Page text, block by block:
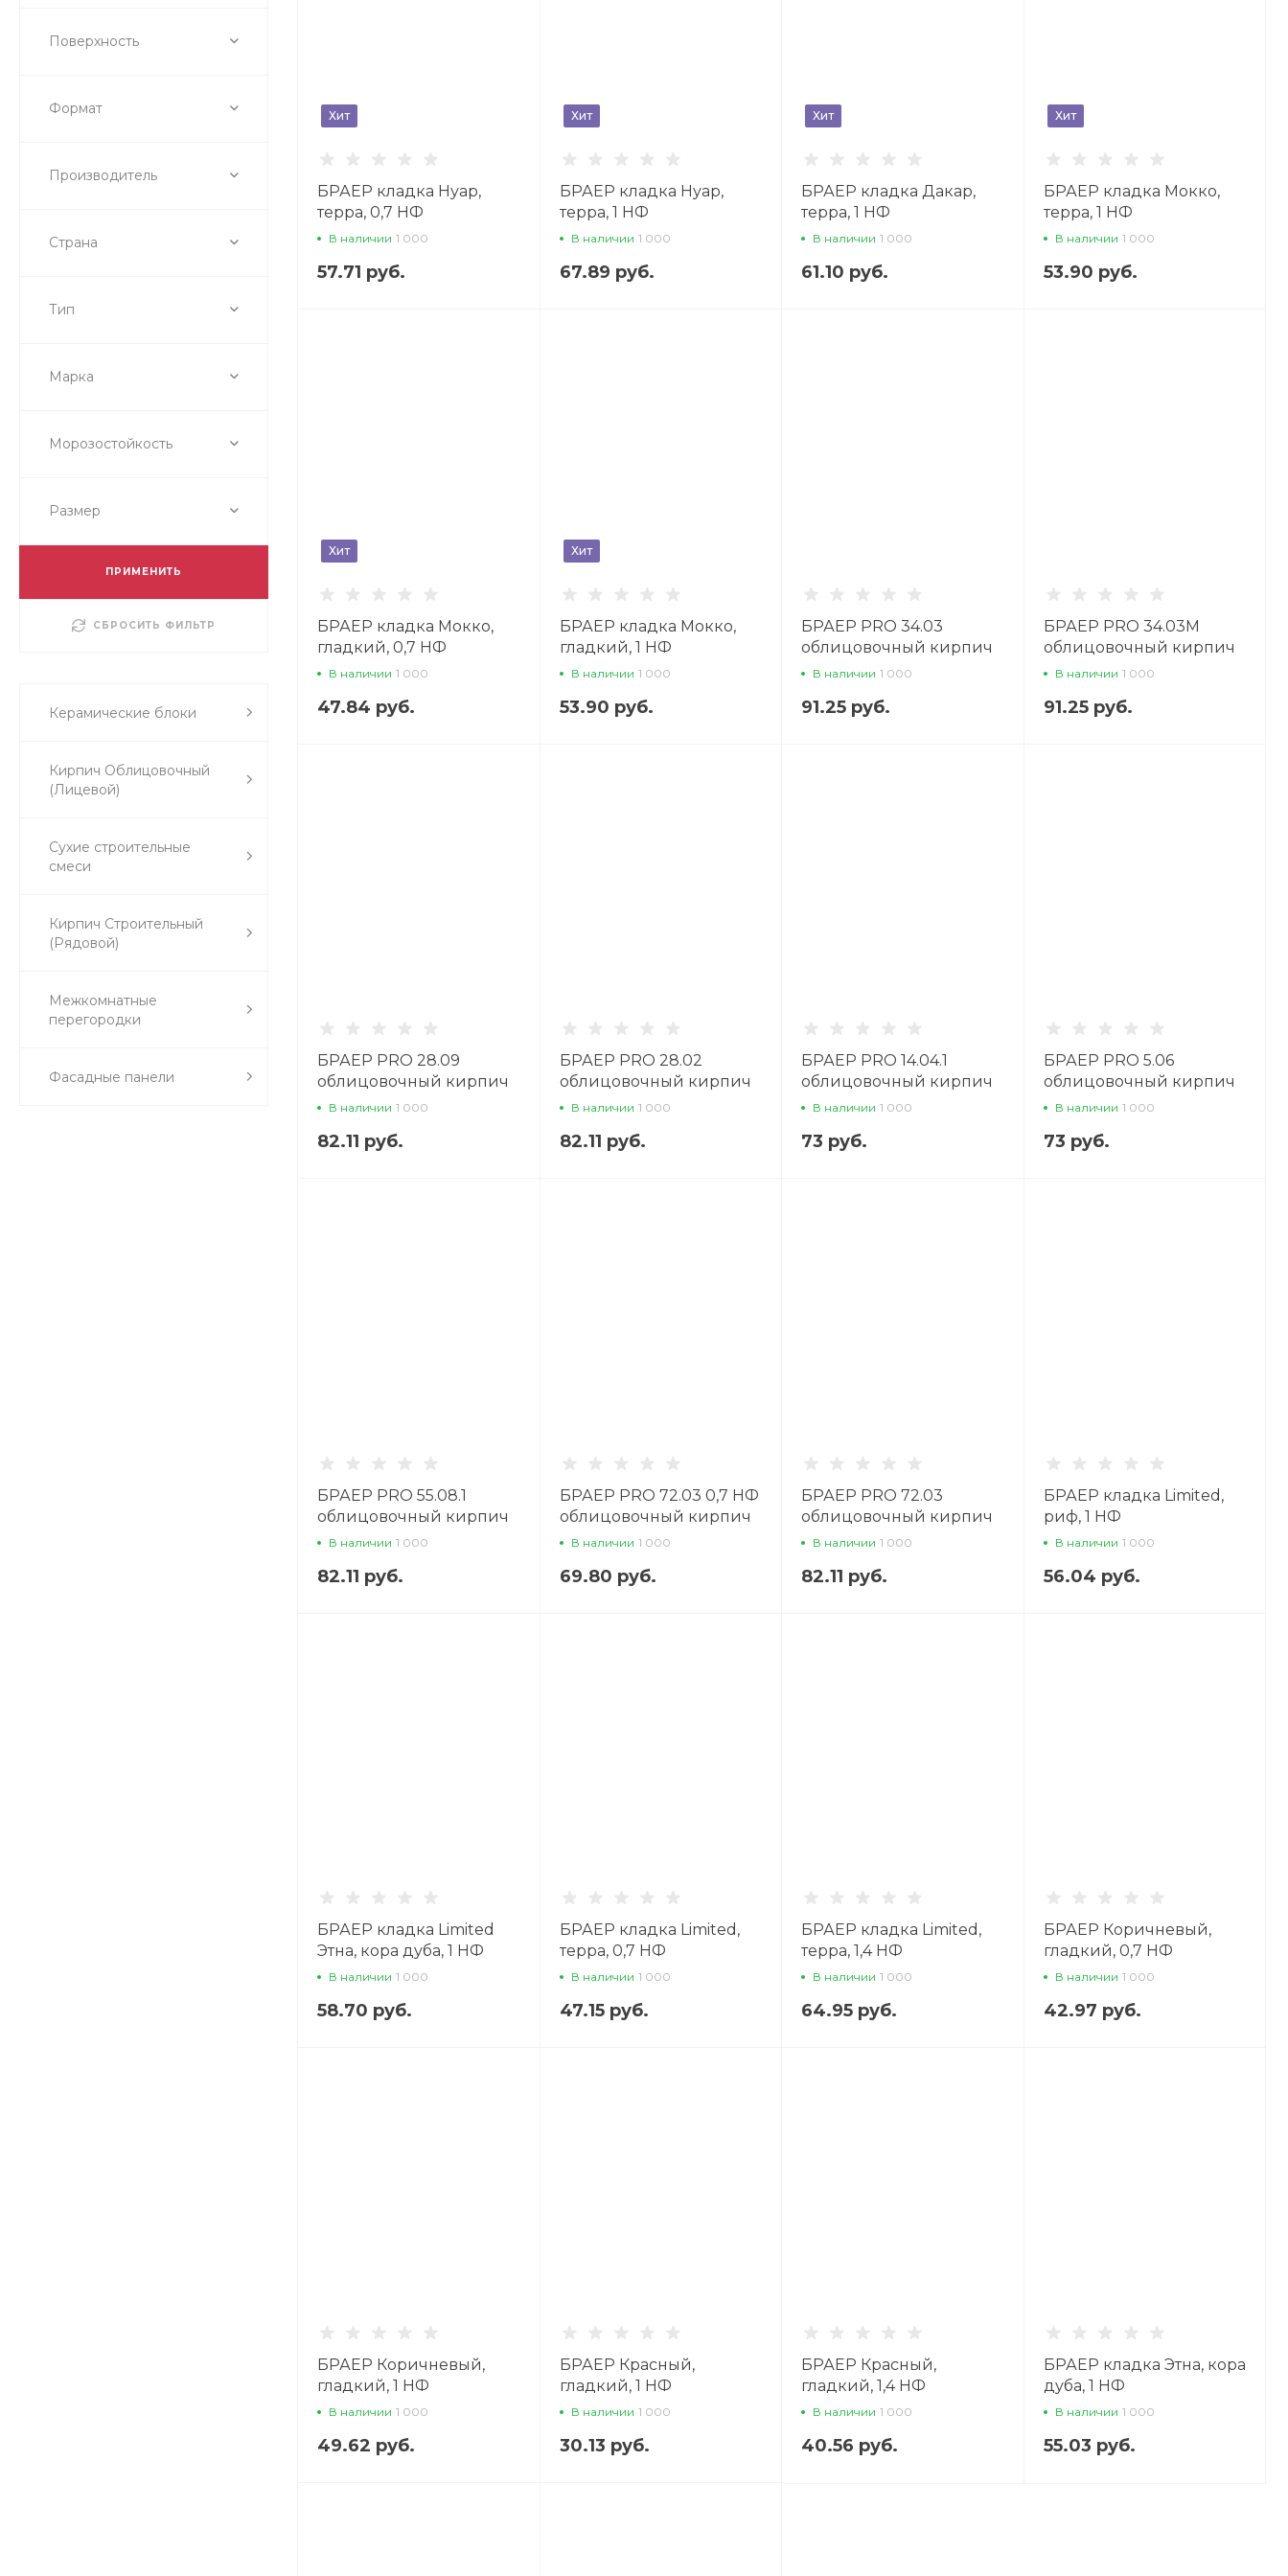
Поверхность
Формат
Производитель
Страна
Тип
Марка
Морозостойкость
Размер
ПРИМЕНИТЬ
СБРОСИТЬ ФИЛЬТР
Керамические блоки
Кирпич Облицовочный
(Лицевой)
Сухие строительные
смеси
Кирпич Строительный
(Рядовой)
Межкомнатные
перегородки
Фасадные панели
Хит
БРАЕР кладка Нуар,
терра, 0,7 НФ
облицовочный кирпич
В наличии 1 000
57.71 руб.
Хит
БРАЕР кладка Нуар,
терра, 1 НФ
облицовочный кирпич
В наличии 1 000
67.89 руб.
Хит
БРАЕР кладка Дакар,
терра, 1 НФ
облицовочный кирпич
В наличии 1 000
61.10 руб.
Хит
БРАЕР кладка Мокко,
терра, 1 НФ
облицовочный кирпич
В наличии 1 000
53.90 руб.
Хит
БРАЕР кладка Мокко,
гладкий, 0,7 НФ
облицовочный кирпич
В наличии 1 000
47.84 руб.
Хит
БРАЕР кладка Мокко,
гладкий, 1 НФ
облицовочный кирпич
В наличии 1 000
53.90 руб.
БРАЕР PRO 34.03
облицовочный кирпич
В наличии 1 000
91.25 руб.
БРАЕР PRO 34.03М
облицовочный кирпич
В наличии 1 000
91.25 руб.
БРАЕР PRO 28.09
облицовочный кирпич
В наличии 1 000
82.11 руб.
БРАЕР PRO 28.02
облицовочный кирпич
В наличии 1 000
82.11 руб.
БРАЕР PRO 14.04.1
облицовочный кирпич
В наличии 1 000
73 руб.
БРАЕР PRO 5.06
облицовочный кирпич
В наличии 1 000
73 руб.
БРАЕР PRO 55.08.1
облицовочный кирпич
В наличии 1 000
82.11 руб.
БРАЕР PRO 72.03 0,7 НФ
облицовочный кирпич
В наличии 1 000
69.80 руб.
БРАЕР PRO 72.03
облицовочный кирпич
В наличии 1 000
82.11 руб.
БРАЕР кладка Limited,
риф, 1 НФ
облицовочный кирпич
В наличии 1 000
56.04 руб.
БРАЕР кладка Limited
Этна, кора дуба, 1 НФ
облицовочный кирпич
В наличии 1 000
58.70 руб.
БРАЕР кладка Limited,
терра, 0,7 НФ
облицовочный кирпич
В наличии 1 000
47.15 руб.
БРАЕР кладка Limited,
терра, 1,4 НФ
облицовочный кирпич
В наличии 1 000
64.95 руб.
БРАЕР Коричневый,
гладкий, 0,7 НФ
облицовочный кирпич
В наличии 1 000
42.97 руб.
БРАЕР Коричневый,
гладкий, 1 НФ
облицовочный кирпич
В наличии 1 000
49.62 руб.
БРАЕР Красный,
гладкий, 1 НФ
облицовочный кирпич
В наличии 1 000
30.13 руб.
БРАЕР Красный,
гладкий, 1,4 НФ
облицовочный кирпич
В наличии 1 000
40.56 руб.
БРАЕР кладка Этна, кора
дуба, 1 НФ
облицовочный кирпич
В наличии 1 000
55.03 руб.